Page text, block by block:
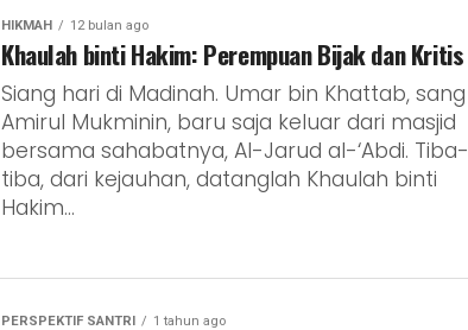
HIKMAH 12 bulan ago
Khaulah binti Hakim: Perempuan Bijak dan Kritis
Siang hari di Madinah. Umar bin Khattab, sang
Amirul Mukminin, baru saja keluar dari masjid
bersama sahabatnya, Al-Jarud al-‘Abdi. Tiba-
tiba, dari kejauhan, datanglah Khaulah binti
Hakim...
PERSPEKTIF SANTRI 1 tahun ago